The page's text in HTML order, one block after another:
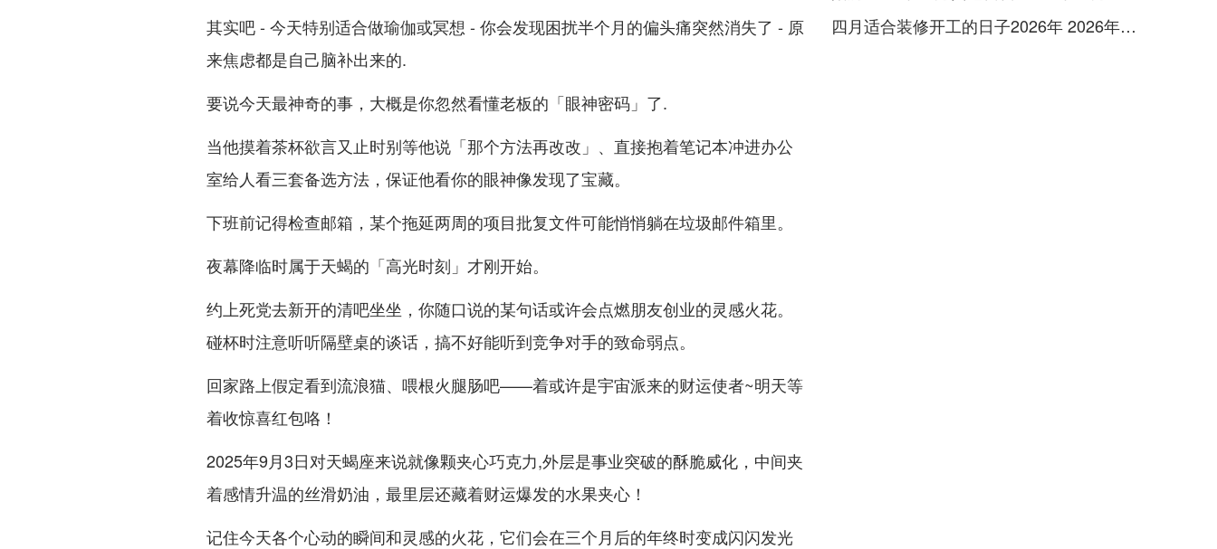
其实吧 - 今天特别适合做瑜伽或冥想 - 你会发现困扰半个月的偏头痛突然消失了 - 原
来焦虑都是自己脑补出来的.
要说今天最神奇的事，大概是你忽然看懂老板的「眼神密码」了.
当他摸着茶杯欲言又止时别等他说「那个方法再改改」、直接抱着笔记本冲进办公
室给人看三套备选方法，保证他看你的眼神像发现了宝藏。
下班前记得检查邮箱，某个拖延两周的项目批复文件可能悄悄躺在垃圾邮件箱里。
夜幕降临时属于天蝎的「高光时刻」才刚开始。
约上死党去新开的清吧坐坐，你随口说的某句话或许会点燃朋友创业的灵感火花。
碰杯时注意听听隔壁桌的谈话，搞不好能听到竞争对手的致命弱点。
回家路上假定看到流浪猫、喂根火腿肠吧——着或许是宇宙派来的财运使者~明天等
着收惊喜红包咯！
2025年9月3日对天蝎座来说就像颗夹心巧克力,外层是事业突破的酥脆威化，中间夹
着感情升温的丝滑奶油，最里层还藏着财运爆发的水果夹心！
记住今天各个心动的瞬间和灵感的火花，它们会在三个月后的年终时变成闪闪发光
四月适合装修开工的日子2026年 2026年四月份适合装修开工的黄道吉日